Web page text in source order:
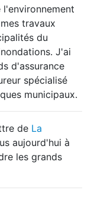
travaux
du
J'ai
d'assurance
spécialisé
municipaux.
de La
aujourd'hui à
les grands